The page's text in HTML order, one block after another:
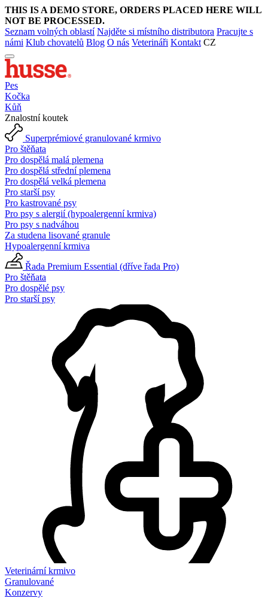
THIS IS A DEMO STORE, ORDERS PLACED HERE WILL
NOT BE PROCESSED.
Seznam volných oblastí Najděte si místního distributora Pracujte s
námi Klub chovatelů Blog O nás Veterináři Kontakt CZ
Pes
Kočka
Kůň
Znalostní koutek
Superprémiové granulované krmivo
Pro štěňata
Pro dospělá malá plemena
Pro dospělá střední plemena
Pro dospělá velká plemena
Pro starší psy
Pro kastrované psy
Pro psy s alergií (hypoalergenní krmiva)
Pro psy s nadváhou
Za studena lisované granule
Hypoalergenní krmiva
Řada Premium Essential (dříve řada Pro)
Pro štěňata
Pro dospělé psy
Pro starší psy
Veterinární krmivo
Granulované
Konzervy